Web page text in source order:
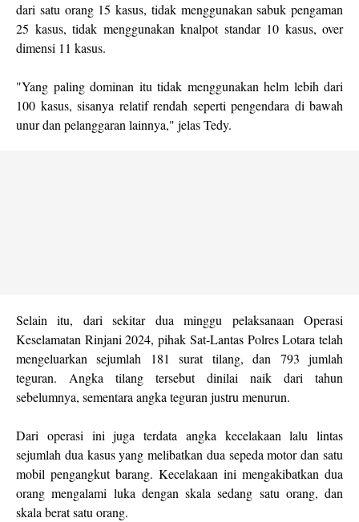
dari satu orang 15 kasus, tidak menggunakan sabuk pengaman
25 kasus, tidak menggunakan knalpot standar 10 kasus, over
dimensi 11 kasus.
"Yang paling dominan itu tidak menggunakan helm lebih dari
100 kasus, sisanya relatif rendah seperti pengendara di bawah
unur dan pelanggaran lainnya," jelas Tedy.
Selain itu, dari sekitar dua minggu pelaksanaan Operasi
Keselamatan Rinjani 2024, pihak Sat-Lantas Polres Lotara telah
mengeluarkan sejumlah 181 surat tilang, dan 793 jumlah
teguran. Angka tilang tersebut dinilai naik dari tahun
sebelumnya, sementara angka teguran justru menurun.
Dari operasi ini juga terdata angka kecelakaan lalu lintas
sejumlah dua kasus yang melibatkan dua sepeda motor dan satu
mobil pengangkut barang. Kecelakaan ini mengakibatkan dua
orang mengalami luka dengan skala sedang satu orang, dan
skala berat satu orang.